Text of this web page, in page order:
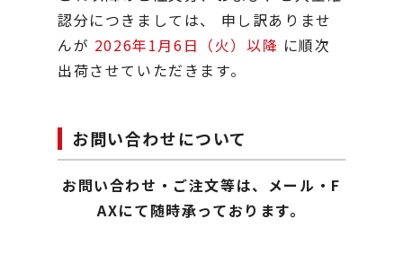
認分につきましては、
申し訳ありませ
んが 2026年1月6日（火）以降 に順次
出荷させていただきます。
お問い合わせについて
お問い合わせ・ご注文等は、メール・F
AXにて随時承っております。